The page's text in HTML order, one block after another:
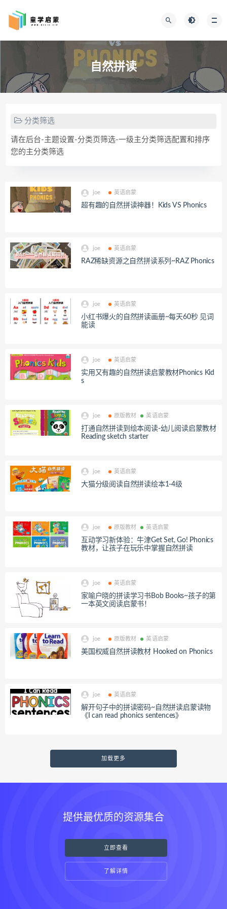
自然拼读
分类筛选
请在后台-主题设置-分类页筛选-一级主分类筛选配置和排序
您的主分类筛选
joe 英语启蒙
超有趣的自然拼读神器！Kids VS Phonics
joe 英语启蒙
RAZ稀缺资源之自然拼读系列~RAZ Phonics
joe 英语启蒙
小红书爆火的自然拼读画册~每天60秒 见词
能读
joe 英语启蒙
实用又有趣的自然拼读启蒙教材Phonics Kid
s
joe 原版教材 英语启蒙
打通自然拼读到绘本阅读-幼儿阅读启蒙教材
Reading sketch starter
joe 英语启蒙
大猫分级阅读自然拼读绘本1-4级
joe 原版教材 英语启蒙
互动学习新体验：牛津Get Set, Go! Phonics
教材，让孩子在玩乐中掌握自然拼读
joe 英语启蒙
家喻户晓的拼读学习书Bob Books~孩子的第
一本英文阅读启蒙书！
joe 原版教材 英语启蒙
美国权威自然拼读教材 ​Hooked on Phonics
joe 英语启蒙
解开句子中的拼读密码~自然拼读启蒙读物
《I can read phonics sentences》
加载更多
提供最优质的资源集合
立即查看
了解详情